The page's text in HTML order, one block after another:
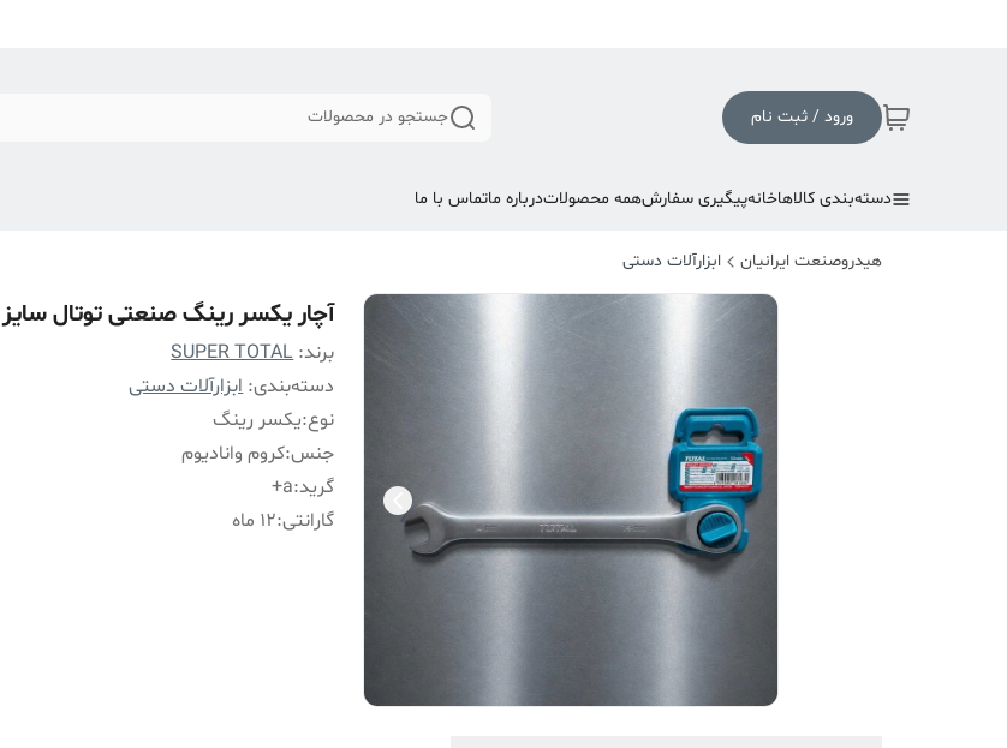
ورود / ثبت نام جستجو در محصولات
دسته‌بندی کالاهاخانهپیگیری سفارشهمه محصولاتدرباره ماتماس با ما
هیدروصنعت ایرانیان ابزارآلات دستی
آچار یکسر رینگ صنعتی توتال سایز 12
برند: SUPER TOTAL
دسته‌بندی:ابزارآلات دستی
نوع:یکسر رینگ
جنس:کروم وانادیوم
گرید:
a+
گارانتی:12 ماه